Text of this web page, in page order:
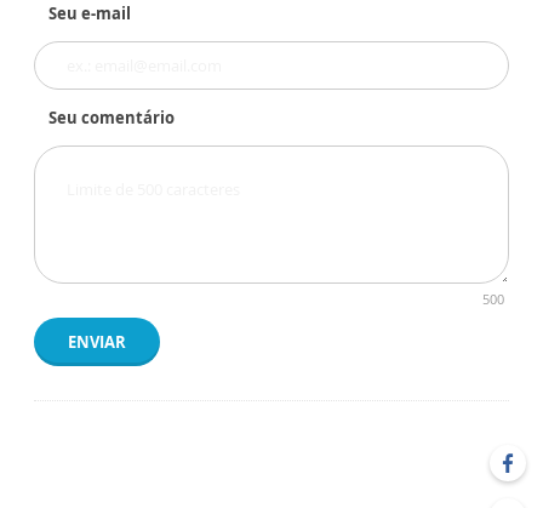
Seu e-mail
Seu comentário
500
ENVIAR